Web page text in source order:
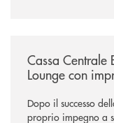
Cassa Centrale
Lounge con
Dopo il successo
proprio impegno a